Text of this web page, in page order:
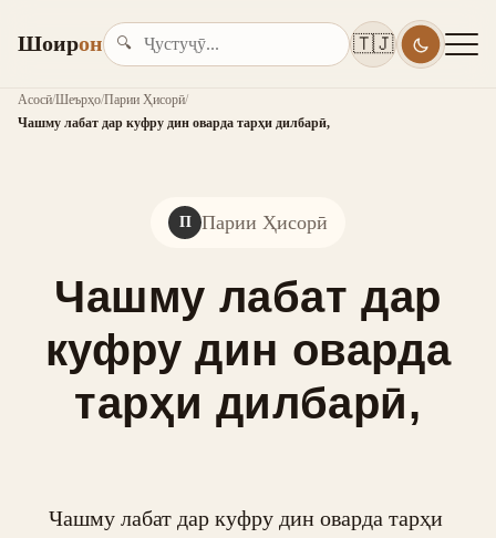
Шоирон 🔍 🇹🇯
Асосӣ/Шеърҳо/Парии Ҳисорӣ/
Чашму лабат дар куфру дин оварда тарҳи дилбарӣ,
П Парии Ҳисорӣ
Чашму лабат дар
куфру дин оварда
тарҳи дилбарӣ,
Чашму лабат дар куфру дин оварда тарҳи